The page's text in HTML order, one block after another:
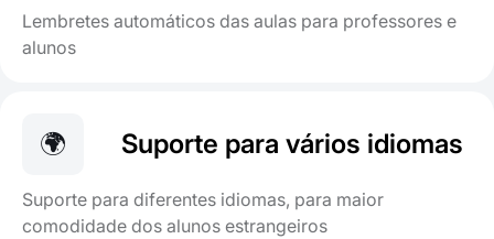
Lembretes automáticos das aulas para professores e
alunos
🌍 Suporte para vários idiomas
Suporte para diferentes idiomas, para maior
comodidade dos alunos estrangeiros